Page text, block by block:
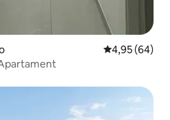
Prosječna
4,95 (64)
Apartament
oznakom „Odabrali gosti”